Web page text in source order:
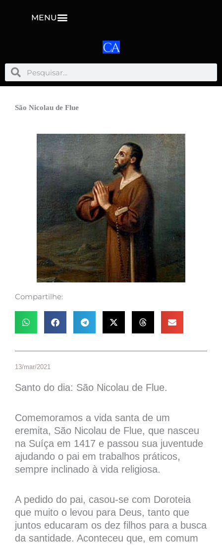
MENU
PesquisarPesquisar
São Nicolau de Flue
Compartilhe:
13/mar/2021
Santo do dia: São Nicolau de Flue.
Comemoramos a vida santa de um
eremita, São Nicolau de Flue, que nasceu
na Suíça em 1417 e passou sua juventude
ajudando o pai em trabalhos práticos,
sempre inclinado à vida religiosa.
A pedido do pai, casou-se com Doroteia
que muito o levou para Deus, tanto que
juntos educaram os dez filhos para a busca
da santidade. Aconteceu que, em comum